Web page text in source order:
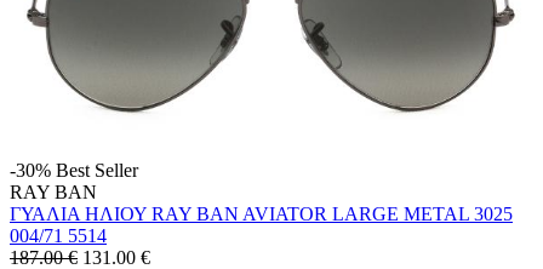
-30% Best Seller
RAY BAN
ΓΥΑΛΙΑ ΗΛΙΟΥ RAY BAN AVIATOR LARGE METAL 3025
004/71 5514
187.00 € 131.00 €